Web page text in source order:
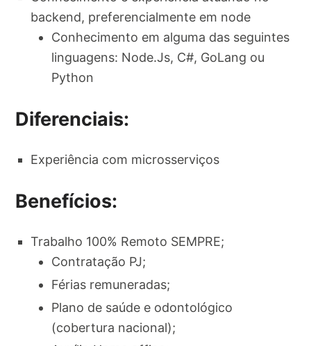
backend, preferencialmente em node
Conhecimento em alguma das seguintes
linguagens: Node.Js, C#, GoLang ou
Python
Diferenciais:
Experiência com microsserviços
Benefícios:
Trabalho 100% Remoto SEMPRE;
Contratação PJ;
Férias remuneradas;
Plano de saúde e odontológico
(cobertura nacional);